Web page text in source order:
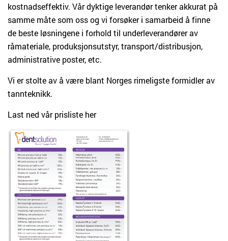
kostnadseffektiv. Vår dyktige leverandør tenker akkurat på
samme måte som oss og vi forsøker i samarbeid å finne
de beste løsningene i forhold til underleverandører av
råmateriale, produksjonsutstyr, transport/distribusjon,
administrative poster, etc.
Vi er stolte av å være blant Norges rimeligste formidler av
tannteknikk.
Last ned vår prisliste her